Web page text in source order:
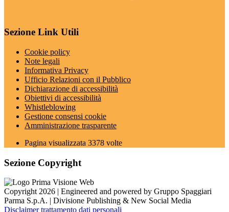
Sezione Link Utili
Cookie policy
Note legali
Informativa Privacy
Ufficio Relazioni con il Pubblico
Dichiarazione di accessibilità
Obiettivi di accessibilità
Whistleblowing
Gestione consensi cookie
Amministrazione trasparente
Pagina visualizzata 3378 volte
Sezione Copyright
Copyright 2026 | Engineered and powered by Gruppo Spaggiari
Parma S.p.A. | Divisione Publishing & New Social Media
Disclaimer trattamento dati personali